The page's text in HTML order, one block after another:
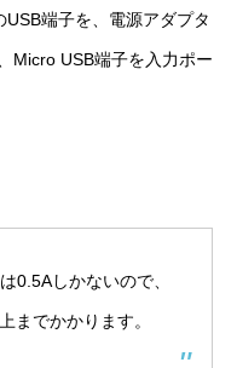
端子を、電源アダプタ
Micro USB端子を入力ポー
0.5Aしかないので、
までかかります。